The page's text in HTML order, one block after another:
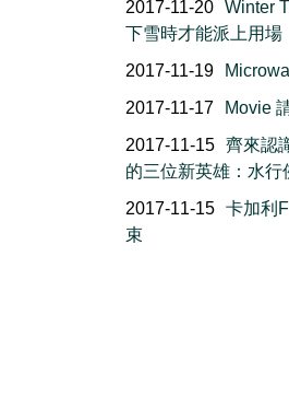
2017-11-20 Winter
下雪時才能派上用場
2017-11-19
2017-11-17
Movie
2017-11-15 齊來認
的三位新英雄：水行
2017-11-15 卡加利
束